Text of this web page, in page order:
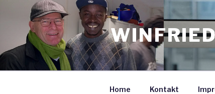
springen
Home Kontakt